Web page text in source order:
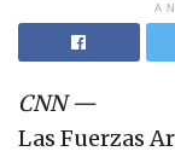
CNN—
Las Fuerzas